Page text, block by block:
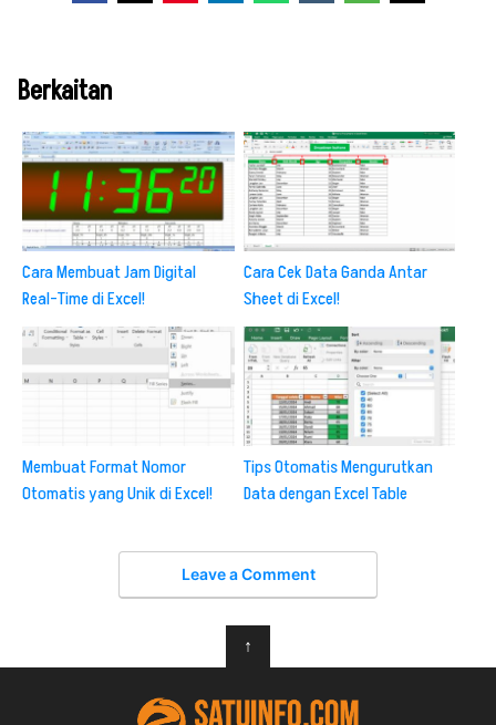
Berkaitan
Cara Membuat Jam Digital
Real-Time di Excel!
Cara Cek Data Ganda Antar
Sheet di Excel!
Membuat Format Nomor
Otomatis yang Unik di Excel!
Tips Otomatis Mengurutkan
Data dengan Excel Table
Leave a Comment
↑